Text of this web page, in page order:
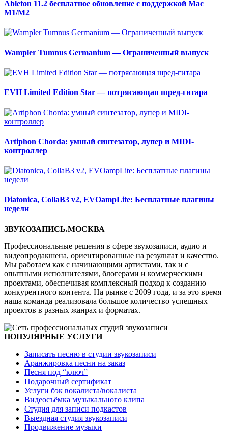
Ableton 11.2 бесплатное обновление с поддержкой Mac
M1/M2
Wampler Tumnus Germanium — Ограниченный выпуск
EVH Limited Edition Star — потрясающая шред-гитара
Artiphon Chorda: умный синтезатор, лупер и MIDI-
контроллер
Diatonica, CollaB3 v2, EVOampLite: Бесплатные плагины
недели
ЗВУКОЗАПИСЬ.МОСКВА
Профессиональные решения в сфере звукозаписи, аудио и
видеопродакшена, ориентированные на результат и качество.
Мы работаем как с начинающими артистами, так и с
опытными исполнителями, блогерами и коммерческими
проектами, обеспечивая комплексный подход к созданию
конкурентного контента. На рынке с 2009 года, и за это время
наша команда реализовала большое количество успешных
проектов в разных жанрах и форматах.
ПОПУЛЯРНЫЕ УСЛУГИ
Записать песню в студии звукозаписи
Аранжировка песни на заказ
Песня под “ключ”
Подарочный сертификат
Услуги бэк вокалиста/вокалиста
Видеосъёмка музыкального клипа
Студия для записи подкастов
Выездная студия звукозаписи
Продвижение музыки